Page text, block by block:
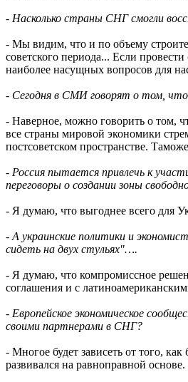
- Насколько страны СНГ смогли
- Мы видим, что и по объему
советского периода... Если
наиболее насущных вопросов для
- Сегодня в СМИ говорят о том, что
- Наверное, можно говорить о том,
все страны мировой экономики
постсоветском пространстве.
- Россия пытается привлечь к
переговоры о создании зоны
- Я думаю, что выгоднее всего для
- А украинские политики и
сидеть на двух стульях"….
- Я думаю, что компромиссное
соглашения и с
- Европейское экономическое
своими партнерами в СНГ?
- Многое будет зависеть от того,
развивался на равноправной